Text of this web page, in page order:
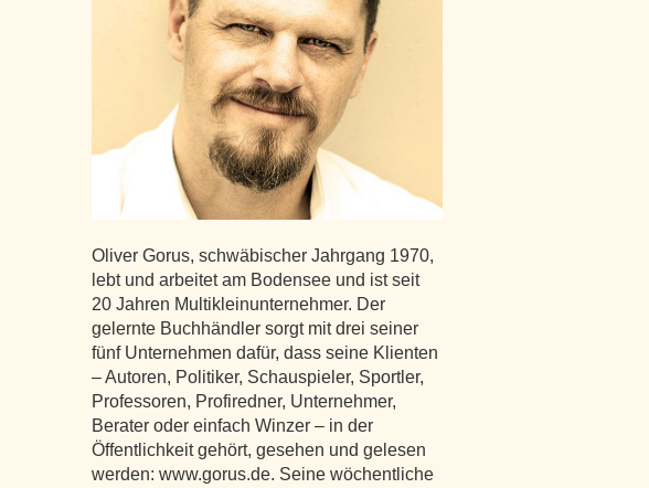
Oliver Gorus, schwäbischer Jahrgang 1970,
lebt und arbeitet am Bodensee und ist seit
20 Jahren Multikleinunternehmer. Der
gelernte Buchhändler sorgt mit drei seiner
fünf Unternehmen dafür, dass seine Klienten
– Autoren, Politiker, Schauspieler, Sportler,
Professoren, Profiredner, Unternehmer,
Berater oder einfach Winzer – in der
Öffentlichkeit gehört, gesehen und gelesen
werden: www.gorus.de. Seine wöchentliche